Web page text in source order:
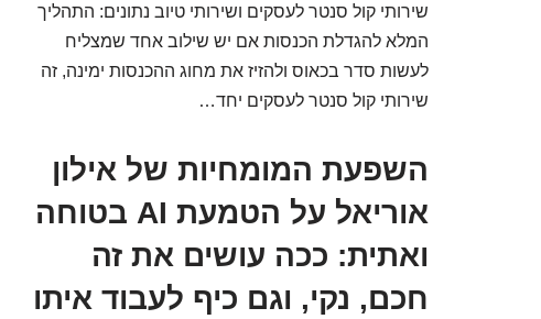
שירותי קול סנטר לעסקים ושירותי טיוב נתונים: התהליך
המלא להגדלת הכנסות אם יש שילוב אחד שמצליח
לעשות סדר בכאוס ולהזיז את מחוג ההכנסות ימינה, זה
שירותי קול סנטר לעסקים יחד…
השפעת המומחיות של אילון
אוריאל על הטמעת AI בטוחה
ואתית: ככה עושים את זה
חכם, נקי, וגם כיף לעבוד איתו